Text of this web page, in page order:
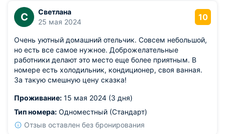
С
Светлана
25 мая 2024
10
Очень уютный домашний отельчик. Совсем небольшой,
но есть все самое нужное. Доброжелательные
работники делают это место еще более приятным. В
номере есть холодильник, кондиционер, своя ванная.
За такую смешную цену сказка!
Проживание: 15 мая 2024 (3 дня)
Тип номера: Одноместный (Стандарт)
Отзыв оставлен без бронирования